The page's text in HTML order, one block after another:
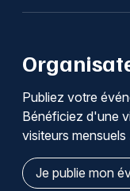
Publiez votre
Bénéficiez d'une
visiteurs mensuels
Je publie mon